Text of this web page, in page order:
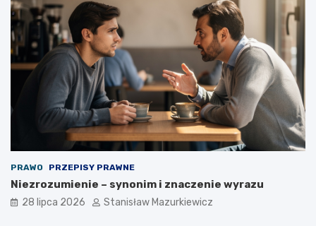
PRAWO PRZEPISY PRAWNE
Niezrozumienie – synonim i znaczenie wyrazu
28 lipca 2026 Stanisław Mazurkiewicz